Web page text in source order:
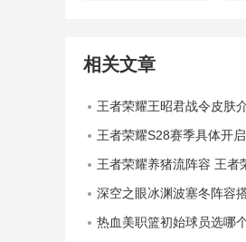
相关文章
王者荣耀王昭君战令皮肤介
王者荣耀S28赛季具体开启
王者荣耀养猪流阵容 王者
深空之眼冰渊波塞冬阵容搭配
热血美职篮初始球员选哪